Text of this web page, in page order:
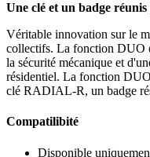
Une clé et un badge
Véritable innovation sur le
collectifs. La fonction DUO
la sécurité mécanique et
résidentiel. La fonction
clé RADIAL-R, un badge
Compatilibité
Disponible